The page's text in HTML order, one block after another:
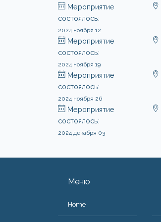
Мероприятие
состоялось:
2024 ноября 12
Мероприятие
состоялось:
2024 ноября 19
Мероприятие
состоялось:
2024 ноября 26
Мероприятие
состоялось:
2024 декабря 03
Меню
Home